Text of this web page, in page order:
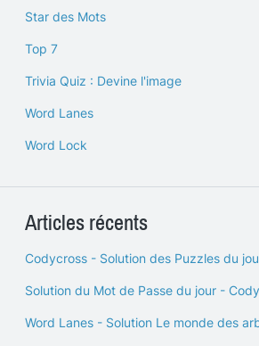
Star des Mots
Top 7
Trivia Quiz : Devine l'image
Word Lanes
Word Lock
Articles récents
Codycross - Solution des Puzzles du
Solution du Mot de Passe du jour -
Word Lanes - Solution Le monde des